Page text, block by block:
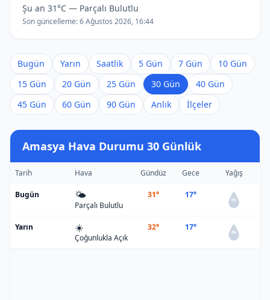
Şu an 31°C — Parçalı Bulutlu
Son güncelleme:6 Ağustos 2026, 16:44
Bugün Yarın Saatlik 5 Gün 7 Gün
10 Gün
15 Gün
20 Gün 25 Gün 30 Gün
40 Gün
45 Gün
60 Gün 90 Gün Anlık İlçeler
Amasya Hava Durumu 30 Günlük
Tarih Hava Gündüz Gece Yağış
Bugün 🌤️
Parçalı Bulutlu
31° 17°
0%
Yarın ☀️
Çoğunlukla Açık
32° 17°
0%